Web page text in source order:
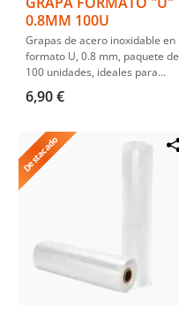
0.8MM 100U
Grapas de acero inoxidable en
formato U, 0.8 mm, paquete de
100 unidades, ideales para
reparaciones de plástico en
automóviles y compatibles con
6,90 €
Destacado